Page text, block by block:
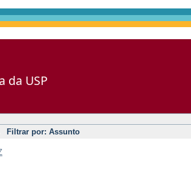
da USP
Filtrar por: Assunto